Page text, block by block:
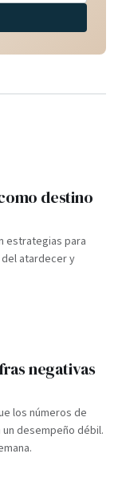
destino
estrategias para
atardecer y
negativas
los números de
desempeño débil.